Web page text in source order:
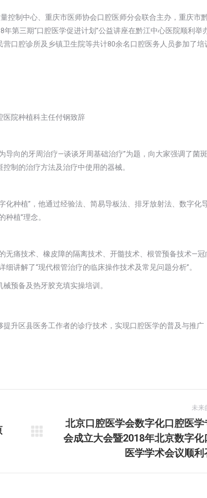
控制中心、重庆市医师协会口腔医师分会联合主办，重庆市
第三期“口腔医学促进计划”公益讲座在黔江中心医院顺利举
口腔诊所及乡镇卫生院等共计80余名口腔医务人员参加了培
医院种植科主任付钢致辞
导向的牙周治疗—谈谈牙周基础治疗”为题，向大家强调了菌
制的治疗方法及治疗中使用的器械。
化种植”，他通过经验法、简易导板法、排牙放射法、数字化
植”理念。
无痛技术、橡皮障的隔离技术、开髓技术、根管预备技术—冠
讲解了“现代根管治疗的临床操作技术及常见问题分析”。
预备及热牙胶充填实操培训。
升区县医务工作者的诊疗技术，实现口腔医学的普及与推广
未来
未
北京口腔医学会数字化口腔医学
会成立大会暨2018年北京数字化
医学学术会议顺利